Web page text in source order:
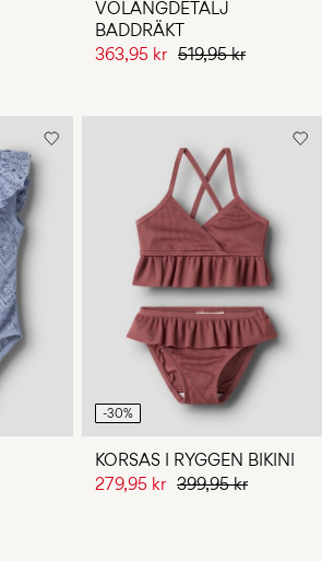
VOLANGDETALJ
BADDRÄKT
363,95 kr 519,95 kr
-30%
KORSAS I RYGGEN BIKINI
279,95 kr 399,95 kr